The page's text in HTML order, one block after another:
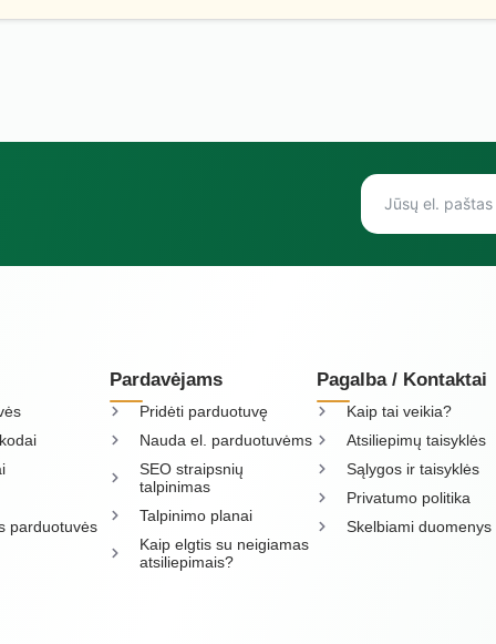
parduotuvės
Pardavėjams
Pridėti parduotuvę
Nauda el. parduotuvėms
SEO straipsnių
talpinimas
Talpinimo planai
Kaip elgtis su neigiamas
atsiliepimais?
Pagalba / Kontaktai
Kaip tai veikia?
Atsiliepimų taisyklės
Sąlygos ir taisyklės
Privatumo politika
Skelbiami duomenys